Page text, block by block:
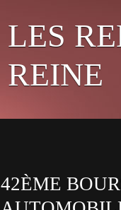
LES
REINE
42ÈME